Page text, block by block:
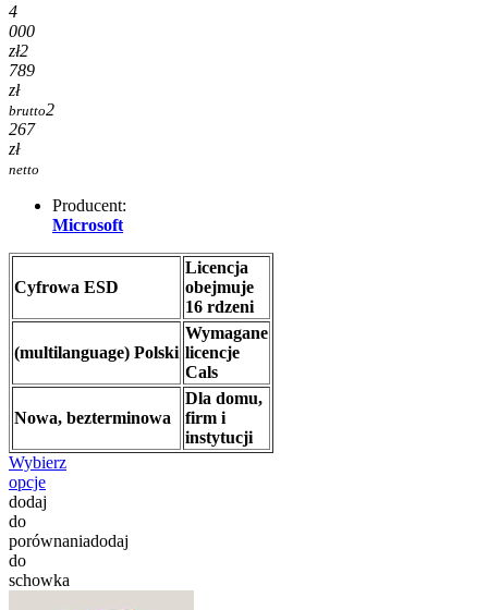
4
000
zł2
789
zł
brutto2
267
zł
netto
Producent:
Microsoft
Cyfrowa ESD
Licencja
obejmuje
16 rdzeni
(multilanguage) Polski
Wymagane
licencje
Cals
Nowa, bezterminowa
Dla domu,
firm i
instytucji
Wybierz
opcje
dodaj
do
porównaniadodaj
do
schowka